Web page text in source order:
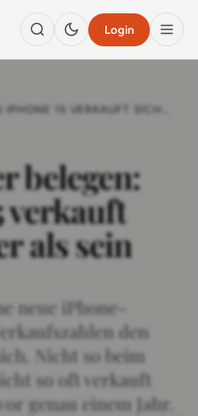
Login
15 VERKAUFT SICH
belegen:
verkauft
als sein
neue iPhone-
den
Nicht so beim
so oft verkauft
genau einem Jahr.